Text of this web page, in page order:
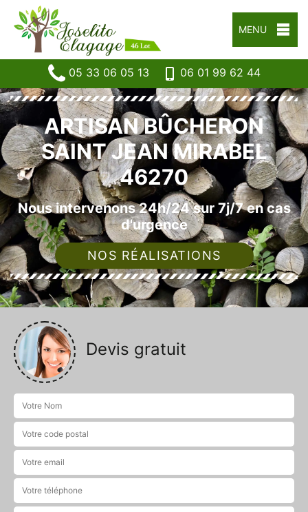
MENU
05 33 06 05 13 06 01 99 62 44
ARTISAN BÛCHERON
SAINT JEAN MIRABEL
46270
Nous intervenons 24h/24 sur 7j/7 en cas
d'urgence
NOS RÉALISATIONS
Devis gratuit